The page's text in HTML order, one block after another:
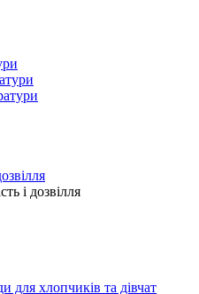
і дозвілля
для хлопчиків та дівчат